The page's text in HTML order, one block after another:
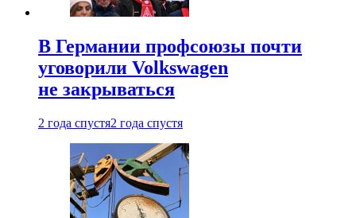
В Германии профсоюзы почти
уговорили Volkswagen
не закрываться
2 года спустя2 года спустя